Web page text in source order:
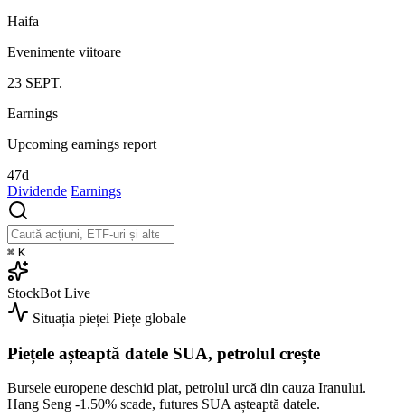
Haifa
Evenimente viitoare
23 SEPT.
Earnings
Upcoming earnings report
47d
Dividende Earnings
⌘ K
StockBot Live
Situația pieței Piețe globale
Piețele așteaptă datele SUA, petrolul crește
Bursele europene deschid plat, petrolul urcă din cauza Iranului.
Hang Seng -1.50% scade, futures SUA așteaptă datele.